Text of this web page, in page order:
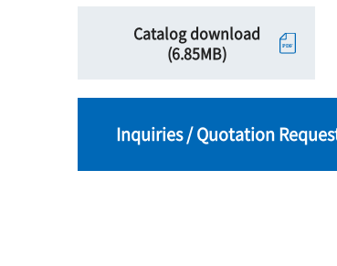
Catalog download
(6.85MB)
Inquiries / Quotation